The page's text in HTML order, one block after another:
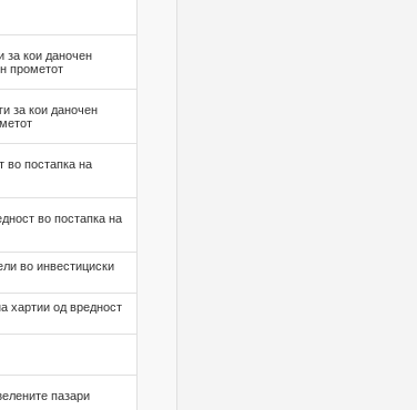
за кои даночен
прометот
за кои даночен
во постапка на
во постапка на
во инвестициски
хартии од вредност
пазари